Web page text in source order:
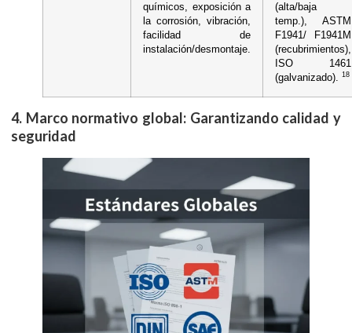
químicos, exposición a
la corrosión, vibración,
facilidad de
instalación/desmontaje.
(alta/baja
temp.), ASTM
F1941/ F1941M
(recubrimientos),
ISO 1461
(galvanizado).
18
4. Marco normativo global: Garantizando calidad y
seguridad